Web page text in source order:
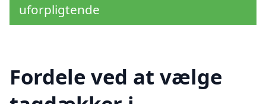
uforpligtende
Fordele ved at vælge